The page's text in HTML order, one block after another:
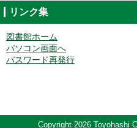
リンク集
図書館ホーム
パソコン画面へ
パスワード再発行
Copyright 2026 Toyohashi